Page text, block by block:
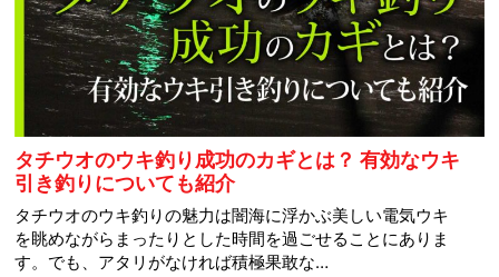
タチウオのウキ釣り成功のカギとは？ 有効なウキ
引き釣りについても紹介
タチウオのウキ釣りの魅力は闇海に浮かぶ美しい電気ウキ
を眺めながらまったりとした時間を過ごせることにありま
す。でも、アタリがなければ積極果敢な…